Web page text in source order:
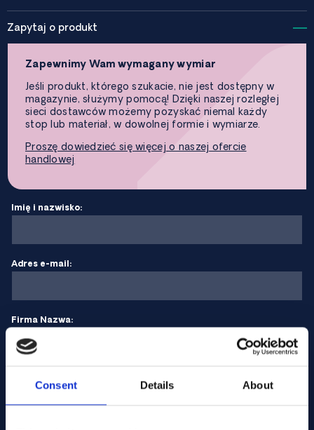
Consent Details About
Zapytaj o produkt
Zapewnimy Wam wymagany wymiar
Jeśli produkt, którego szukacie, nie jest dostępny w
magazynie, służymy pomocą! Dzięki naszej rozległej
sieci dostawców możemy pozyskać niemal każdy
stop lub materiał, w dowolnej formie i wymiarze.
Proszę dowiedzieć się więcej o naszej ofercie
handlowej
Imię i nazwisko:
Adres e-mail:
Firma Nazwa: